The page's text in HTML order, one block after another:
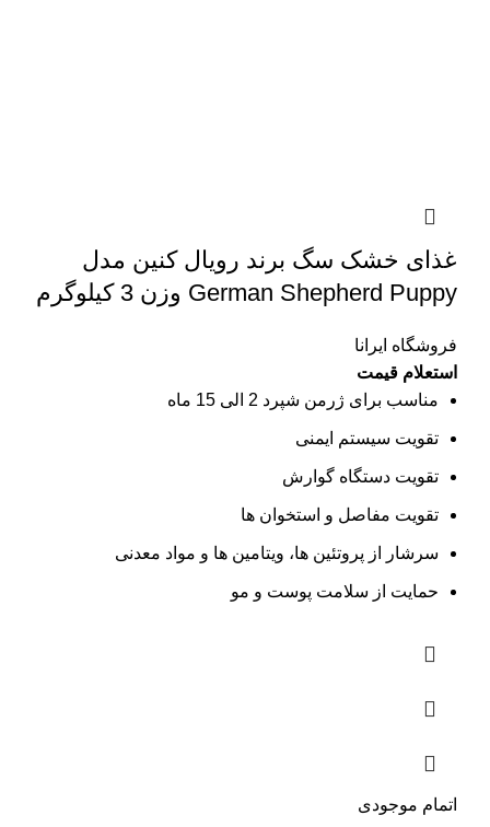
غذای خشک سگ برند رویال کنین مدل
German Shepherd Puppy وزن 3 کیلوگرم
فروشگاه ایرانا
استعلام قیمت
مناسب برای ژرمن شپرد 2 الی 15 ماه
تقویت سیستم ایمنی
تقویت دستگاه گوارش
تقویت مفاصل و استخوان ها
سرشار از پروتئین ها، ویتامین ها و مواد معدنی
حمایت از سلامت پوست و مو
اتمام موجودی